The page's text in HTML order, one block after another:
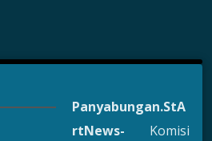
Panyabungan.StA
rtNews- Komisi